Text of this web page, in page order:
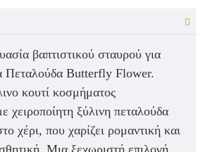
βαπτιστικού σταυρού για
Πεταλούδα Butterfly Flower.
κουτί κοσμήματος
χειροποίητη ξύλινη πεταλούδα
χέρι, που χαρίζει ρομαντική και
Μια ξεχωριστή επιλογή